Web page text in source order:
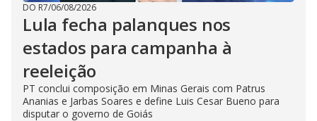
DO R7/06/08/2026
Lula fecha palanques nos
estados para campanha à
reeleição
PT conclui composição em Minas Gerais com Patrus
Ananias e Jarbas Soares e define Luis Cesar Bueno para
disputar o governo de Goiás